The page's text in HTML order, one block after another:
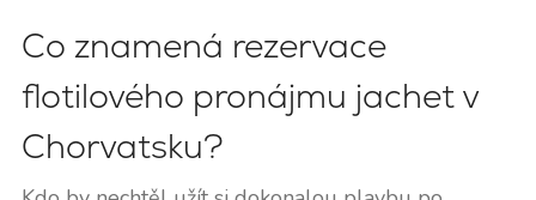
Co znamená rezervace
flotilového pronájmu jachet v
Chorvatsku?